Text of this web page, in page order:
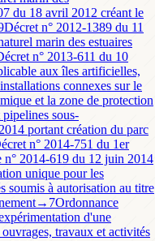
du 18 avril 2012 créant le
Décret n° 2012-1389 du 11
marin des estuaires
n° 2013-611 du 10
aux îles artificielles,
connexes sur le
et la zone de protection
sous-
portant création du parc
n° 2014-751 du 1er
2014-619 du 12 juin 2014
unique pour les
soumis à autorisation au titre
→ 7Ordonnance
d'une
travaux et activités